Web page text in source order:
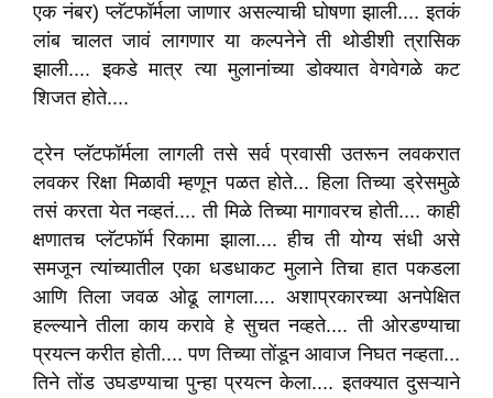
एक नंबर) प्लॅटफॉर्मला जाणार असल्याची घोषणा झाली.... इतकं
लांब चालत जावं लागणार या कल्पनेने ती थोडीशी त्रासिक
झाली.... इकडे मात्र त्या मुलानांच्या डोक्यात वेगवेगळे कट
शिजत होते....
ट्रेन प्लॅटफॉर्मला लागली तसे सर्व प्रवासी उतरून लवकरात
लवकर रिक्षा मिळावी म्हणून पळत होते... हिला तिच्या ड्रेसमुळे
तसं करता येत नव्हतं.... ती मिळे तिच्या मागावरच होती.... काही
क्षणातच प्लॅटफॉर्म रिकामा झाला.... हीच ती योग्य संधी असे
समजून त्यांच्यातील एका धडधाकट मुलाने तिचा हात पकडला
आणि तिला जवळ ओढू लागला.... अशाप्रकारच्या अनपेक्षित
हल्ल्याने तीला काय करावे हे सुचत नव्हते.... ती ओरडण्याचा
प्रयत्न करीत होती.... पण तिच्या तोंडून आवाज निघत नव्हता...
तिने तोंड उघडण्याचा पुन्हा प्रयत्न केला.... इतक्यात दुसऱ्याने